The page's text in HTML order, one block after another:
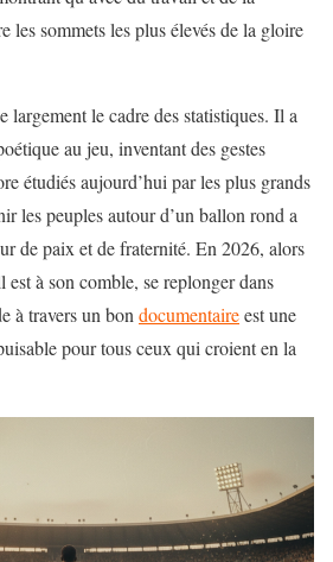
les sommets les plus élevés de la gloire
largement le cadre des statistiques. Il a
au jeu, inventant des gestes
étudiés aujourd’hui par les plus grands
les peuples autour d’un ballon rond a
de paix et de fraternité. En 2026, alors
à son comble, se replonger dans
à travers un bon documentaireest une
pour tous ceux qui croient en la